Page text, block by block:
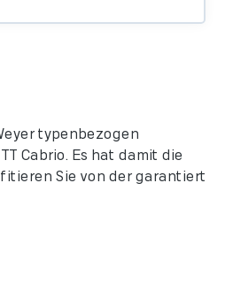
typenbezogen
Cabrio. Es hat damit die
Sie von der garantiert